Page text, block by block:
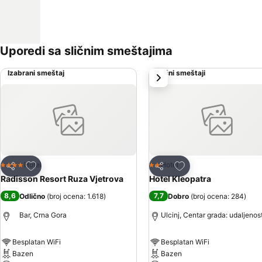
Uporedi sa sličnim smeštajima
Izabrani smeštaj
Deli
Dodati u favorite
4 Zvezdice
Hotel
Radisson Resort Ruza Vjetrova
8,6 Odlično (broj ocena: 1.618)
Bar, Crna Gora
Besplatan WiFi
Bazen
Slični smeštaji
Deli
Dodati u favorite
2 Zvezdice
Hotel
Hotel Kleopatra
7,7 Dobro (broj ocena: 284)
Ulcinj, Centar grada:
Besplatan WiFi
Bazen
sledeće